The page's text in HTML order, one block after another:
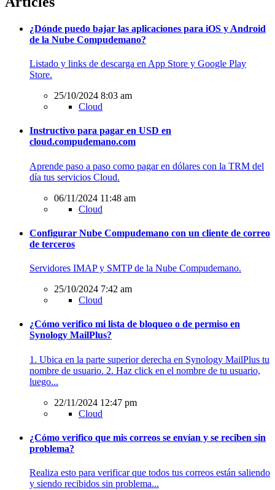
¿Dónde puedo bajar las aplicaciones para iOS y Android
de la Nube Compudemano?
Listado y links de descarga en App Store y Google Play
Store.
25/10/2024 8:03 am
Cloud
Instructivo para pagar en USD en
cloud.compudemano.com
Aprende paso a paso como pagar en dólares con la TRM del
día tus servicios Cloud.
06/11/2024 11:48 am
Cloud
Configurar Nube Compudemano con un cliente de correo
de terceros
Servidores IMAP y SMTP de la Nube Compudemano.
25/10/2024 7:42 am
Cloud
¿Cómo verifico mi lista de bloqueo o de permiso en
Synology MailPlus?
1. Ubica en la parte superior derecha en Synology MailPlus tu
nombre de usuario. 2. Haz click en el nombre de tu usuario,
luego...
22/11/2024 12:47 pm
Cloud
¿Cómo verifico que mis correos se envían y se reciben sin
problema?
Realiza esto para verificar que todos tus correos están saliendo
y siendo recibidos sin problema...